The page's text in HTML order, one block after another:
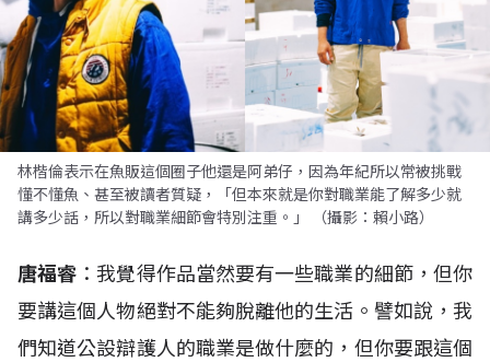
林楷倫表示在魚販這個圈子他還是阿弟仔，因為年紀所以常被挑戰
懂不懂魚、甚至被讀者質疑，「但本來就是你對職業能了解多少就
講多少話，所以對職業細節會特別注重。」 （攝影：賴小路）
唐福睿 ：我覺得作品當然要有一些職業的細節，但你
要講這個人物絕對不能夠脫離他的生活。譬如說，我
們知道公設辯護人的職業是做什麼的，但你要跟這個